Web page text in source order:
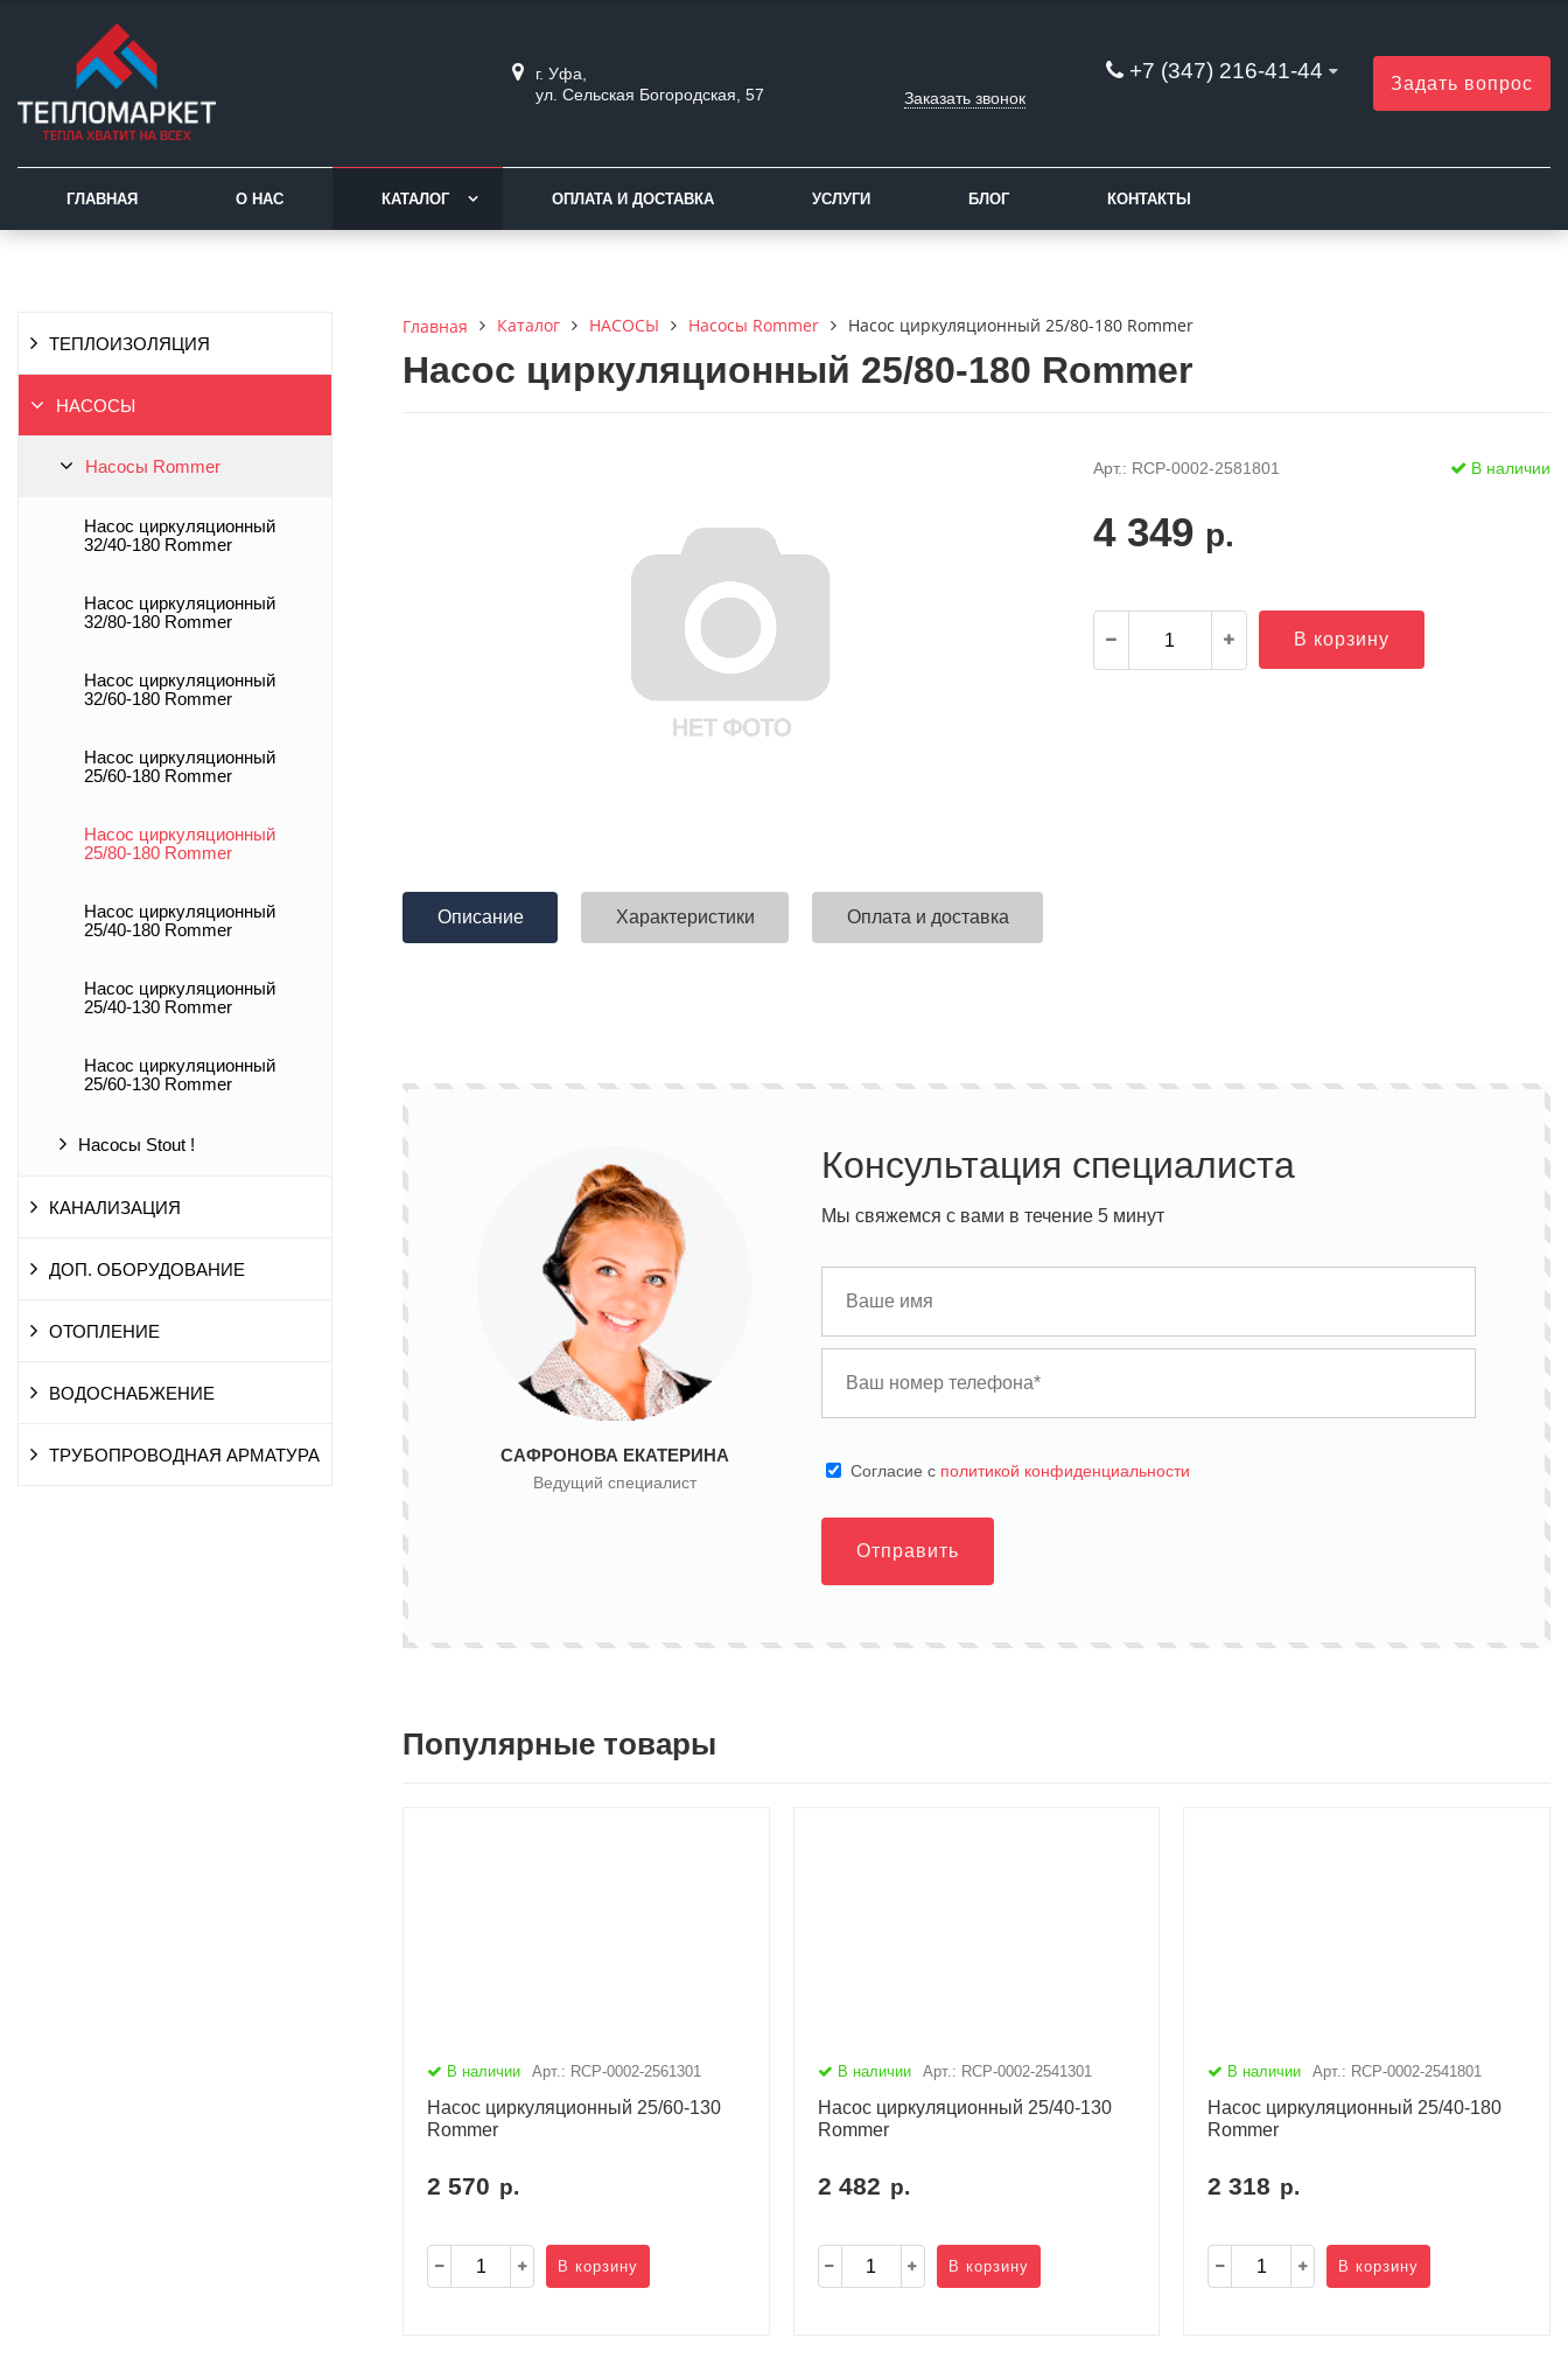
г. Уфа,
ул. Сельская Богородская, 57
+7 (347) 216-41-44
Заказать звонок
Задать вопрос
ГЛАВНАЯ О НАС КАТАЛОГ ОПЛАТА И ДОСТАВКА УСЛУГИ БЛОГ КОНТАКТЫ
ТЕПЛОИЗОЛЯЦИЯ
НАСОСЫ
Насосы Rommer
Насос циркуляционный
32/40-180 Rommer
Насос циркуляционный
32/80-180 Rommer
Насос циркуляционный
32/60-180 Rommer
Насос циркуляционный
25/60-180 Rommer
Насос циркуляционный
25/80-180 Rommer
Насос циркуляционный
25/40-180 Rommer
Насос циркуляционный
25/40-130 Rommer
Насос циркуляционный
25/60-130 Rommer
Насосы Stout !
КАНАЛИЗАЦИЯ
ДОП. ОБОРУДОВАНИЕ
ОТОПЛЕНИЕ
ВОДОСНАБЖЕНИЕ
ТРУБОПРОВОДНАЯ АРМАТУРА
Главная Каталог НАСОСЫ Насосы Rommer Насос циркуляционный 25/80-180 Rommer
Насос циркуляционный 25/80-180 Rommer
Арт.: RCP-0002-2581801 В наличии
4 349 р.
В корзину
Описание Характеристики Оплата и доставка
САФРОНОВА ЕКАТЕРИНА
Ведущий специалист
Консультация специалиста
Мы свяжемся с вами в течение 5 минут
Cогласие с политикой конфиденциальности
Отправить
Популярные товары
В наличии Арт.: RCP-0002-2561301
Насос циркуляционный 25/60-130
Rommer
2 570 р.
В корзину
В наличии Арт.: RCP-0002-2541301
Насос циркуляционный 25/40-130
Rommer
2 482 р.
В корзину
В наличии Арт.: RCP-0002-2541801
Насос циркуляционный 25/40-180
Rommer
2 318 р.
В корзину